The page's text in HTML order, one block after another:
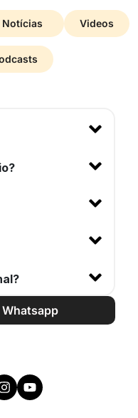
Notícias Videos